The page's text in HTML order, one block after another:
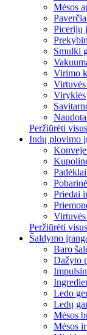
Mėsos
Picerijų
Smulki
Virimo
Viryklės
Peržiūrėti
Indų plovimo
Priedai
Peržiūrėti
Šaldymo
Baro
Dažyto
Ledo
Ledų
Mėsos
Mėsos